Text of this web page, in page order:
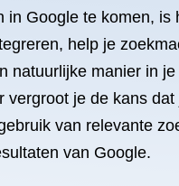
in Google te komen,
help je
natuurlijke manier in
vergroot je de kans
van relevante
van Google.